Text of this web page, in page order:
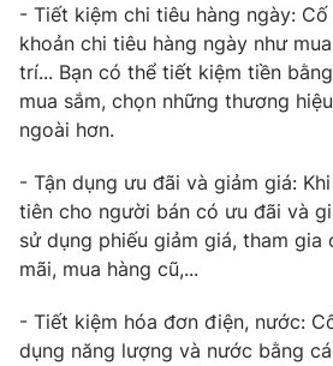
Phim VTV
Hậu trường
Nhân vật
Giải sao mai
Giải trí
Điện ảnh
Âm nhạc
Sao
Đời sống
Làm đẹp
Chất lượng cuộc sống
Giáo dục
Tuyển sinh
Học trực tuyến
Công nghệ
Sản phẩm
Giao lưu trực tuyến
- Tiết kiệm chi tiêu hàng ngày:
khoản chi tiêu hàng ngày như
trí... Bạn có thể tiết kiệm tiền
mua sắm, chọn những thương
ngoài hơn.
- Tận dụng ưu đãi và giảm giá:
tiên cho người bán có ưu đãi và
sử dụng phiếu giảm giá, tham gia
mãi, mua hàng cũ,...
- Tiết kiệm hóa đơn điện, nước:
dụng năng lượng và nước bằng